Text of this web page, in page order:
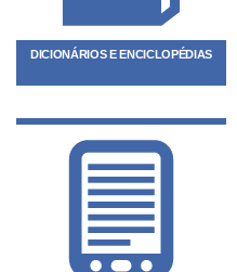
DICIONÁRIOS E ENCICLOPÉDIAS